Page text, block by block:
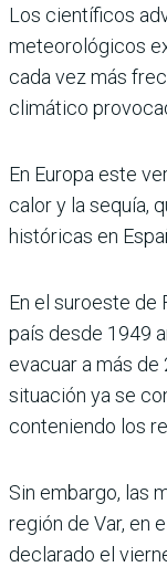
Los científicos
meteorológicos
cada vez más
climático
En Europa este
calor y la sequía,
históricas en
En el suroeste de
país desde 1949
evacuar a más de
situación ya se
conteniendo los
Sin embargo, las
región de Var, en
declarado el